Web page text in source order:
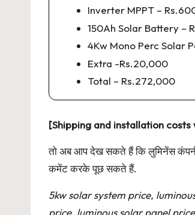
Inverter MPPT –
150Ah Solar Battery –
4Kw Mono Perc Solar
Extra -Rs.20,000
Total – Rs.272,000
[Shipping and installation
तो अब आप देख सकते हैं कि लुमिनेंस कंपनी
कमेंट करके पूछ सकते हैं.
5kw solar system price,
price, luminous solar panel price,